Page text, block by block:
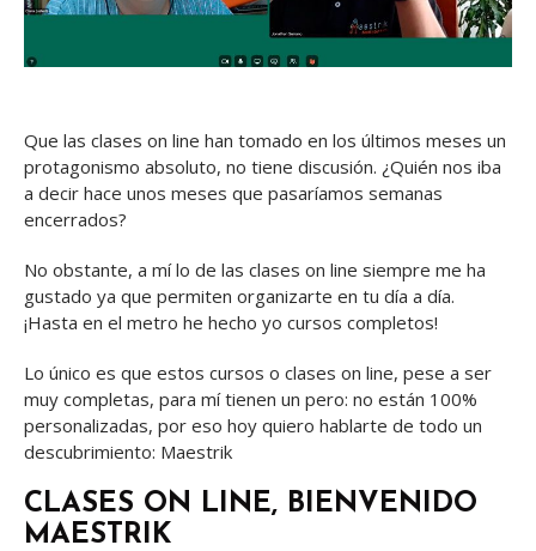
Que las clases on line han tomado en los últimos meses un
protagonismo absoluto, no tiene discusión. ¿Quién nos iba
a decir hace unos meses que pasaríamos semanas
encerrados?
No obstante, a mí lo de las clases on line siempre me ha
gustado ya que permiten organizarte en tu día a día.
¡Hasta en el metro he hecho yo cursos completos!
Lo único es que estos cursos o clases on line, pese a ser
muy completas, para mí tienen un pero: no están 100%
personalizadas, por eso hoy quiero hablarte de todo un
descubrimiento: Maestrik
CLASES ON LINE, BIENVENIDO
MAESTRIK